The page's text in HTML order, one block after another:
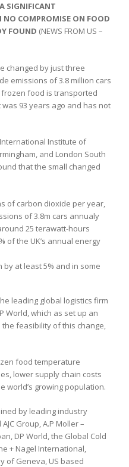
SIGNIFICANT
COMPROMISE ON FOOD
FOUND (NEWS FROM US –
changed by just three
emissions of 3.8 million cars
food is transported
93 years ago and has not
Institute of
and London South
that the small changed
of carbon dioxide per year,
of 3.8m cars annualy
25 terawatt-hours
of the UK’s annual energy
by at least 5% and in some
leading global logistics firm
World, which as set up an
feasibility of this change,
food temperature
lower supply chain costs
world’s growing population.
by leading industry
Group, A.P Moller –
DP World, the Global Cold
+ Nagel International,
of Geneva, US based